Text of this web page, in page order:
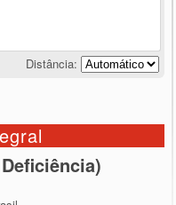
Distância: